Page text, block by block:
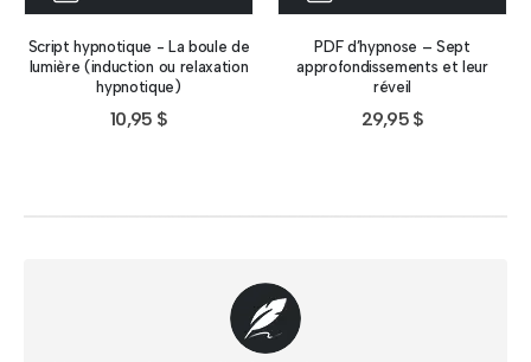
Script hypnotique - La boule de
lumière (induction ou relaxation
hypnotique)
10,95 $
PDF d’hypnose – Sept
approfondissements et leur
réveil
29,95 $